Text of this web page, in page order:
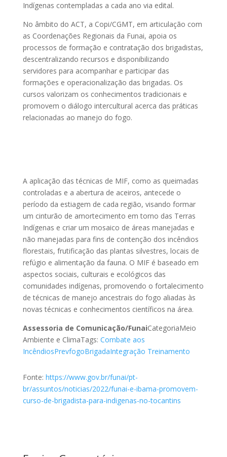
Indígenas contempladas a cada ano via edital.
No âmbito do ACT, a Copi/CGMT, em articulação com
as Coordenações Regionais da Funai, apoia os
processos de formação e contratação dos brigadistas,
descentralizando recursos e disponibilizando
servidores para acompanhar e participar das
formações e operacionalização das brigadas. Os
cursos valorizam os conhecimentos tradicionais e
promovem o diálogo intercultural acerca das práticas
relacionadas ao manejo do fogo.
A aplicação das técnicas de MIF, como as queimadas
controladas e a abertura de aceiros, antecede o
período da estiagem de cada região, visando formar
um cinturão de amortecimento em torno das Terras
Indígenas e criar um mosaico de áreas manejadas e
não manejadas para fins de contenção dos incêndios
florestais, frutificação das plantas silvestres, locais de
refúgio e alimentação da fauna. O MIF é baseado em
aspectos sociais, culturais e ecológicos das
comunidades indígenas, promovendo o fortalecimento
de técnicas de manejo ancestrais do fogo aliadas às
novas técnicas e conhecimentos científicos na área.
Assessoria de Comunicação/FunaiCategoriaMeio
Ambiente e ClimaTags: Combate aos
IncêndiosPrevfogoBrigadaIntegração Treinamento
Fonte: https://www.gov.br/funai/pt-
br/assuntos/noticias/2022/funai-e-ibama-promovem-
curso-de-brigadista-para-indigenas-no-tocantins